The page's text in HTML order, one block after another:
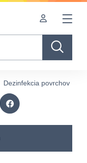
Dezinfekcia povrchov